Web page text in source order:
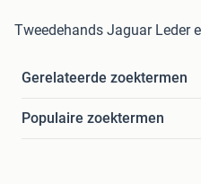
Tweedehands Jaguar Leder
Gerelateerde zoektermen
Populaire zoektermen